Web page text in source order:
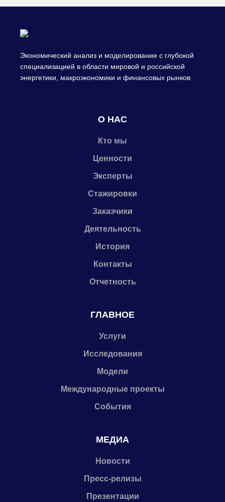
Экономический анализ и моделирование с глубокой
специализацией в области мировой и российской
энергетики, макроэкономики и финансовых рынков
О НАС
Кто мы
Ценности
Эксперты
Стажировки
Заказчики
Деятельность
История
Контакты
Отчетность
ГЛАВНОЕ
Услуги
Исследования
Модели
Международные проекты
События
МЕДИА
Новости
Пресс-релизы
Презентации